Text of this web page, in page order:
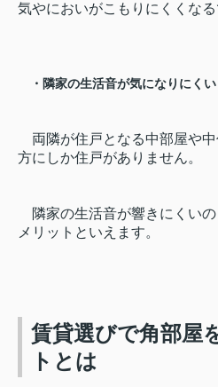
気やにおいがこもりにくくなる
・隣家の生活音が気になりにくい
両隣が住戸となる中部屋や
方にしか住戸がありません。
隣家の生活音が響きにくい
メリットといえます。
賃貸選びで角部屋
トとは